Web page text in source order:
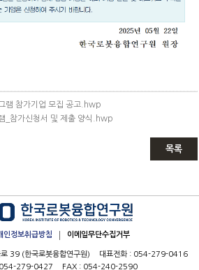
램 참가기업 모집 공고.hwp
_참가신청서 및 제출 양식.hwp
목록
인정보취급방침 이메일무단수집거부
로 39 (한국로봇융합연구원) 대표전화 : 054-279-0416
054-279-0427 FAX : 054-240-2590